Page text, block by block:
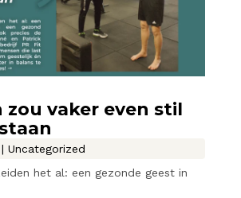
zou vaker even stil
Uncategorized
het al: een gezonde geest in